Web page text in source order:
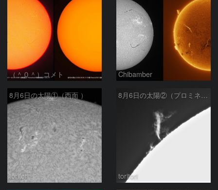
（＾０＾）コメト Chibamber
8月6日の太陽①（西面 ）
toritori
8月6日の太陽②（プロミネン北東縁 ）
toritori